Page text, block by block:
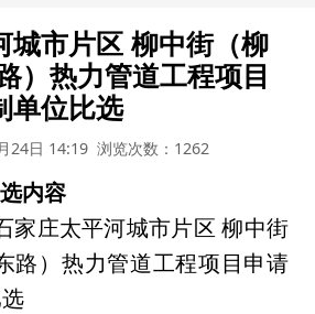
城市片区 柳中街（柳
）热力管道工程项目
单位比选
24日 14:19 浏览次数：1262
内容
家庄太平河城市片区 柳中街
路）热力管道工程项目申请